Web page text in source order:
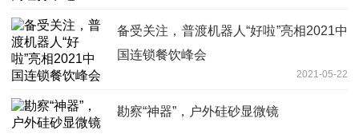
备受关注，普渡机器人“好啦”亮相2021中
国连锁餐饮峰会
2021-05-22
勘察“神器”，户外硅砂显微镜